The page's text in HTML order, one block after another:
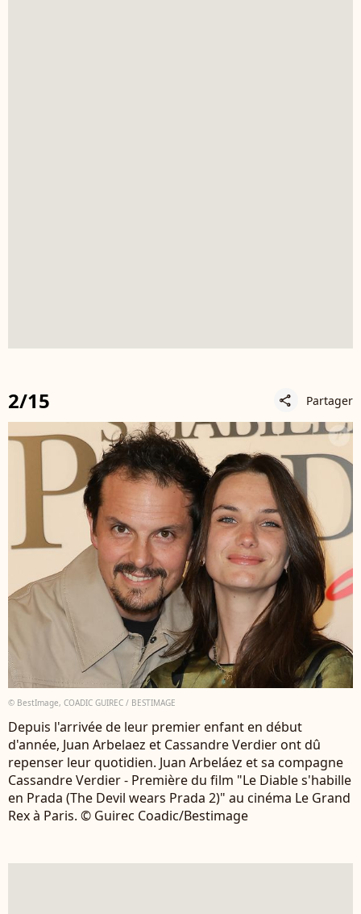
2/15 share Partager
© BestImage, COADIC GUIREC / BESTIMAGE
Depuis l'arrivée de leur premier enfant en début
d'année, Juan Arbelaez et Cassandre Verdier ont dû
repenser leur quotidien. Juan Arbeláez et sa compagne
Cassandre Verdier - Première du film "Le Diable s'habille
en Prada (The Devil wears Prada 2)" au cinéma Le Grand
Rex à Paris. © Guirec Coadic/Bestimage